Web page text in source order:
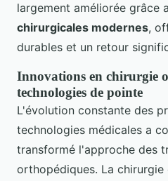
largement améliorée grâce
chirurgicales modernes,
durables et un retour
Innovations en chirurgie
technologies de pointe
L'évolution constante des
technologies médicales a
transformé l'approche des
orthopédiques. La